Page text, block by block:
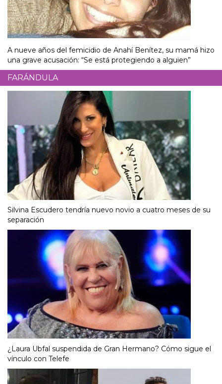
A nueve años del femicidio de Anahí Benítez, su mamá hizo
una grave acusación: “Se está protegiendo a alguien”
FARÁNDULA
Silvina Escudero tendría nuevo novio a cuatro meses de su
separación
¿Laura Ubfal suspendida de Gran Hermano? Cómo sigue el
vínculo con Telefe